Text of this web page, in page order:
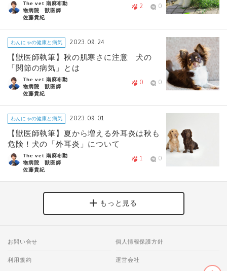
The vet 南麻布動
物病院 獣医師
佐藤貴紀
2 0
わんにゃの健康と病気 2023.09.24
【獣医師執筆】秋の肌寒さに注意 犬の
「関節の病気」とは
The vet 南麻布動
物病院 獣医師
佐藤貴紀
0 0
わんにゃの健康と病気 2023.09.01
【獣医師執筆】夏から増える外耳炎は秋も
危険！犬の「外耳炎」について
The vet 南麻布動
物病院 獣医師
佐藤貴紀
1 0
もっと見る
お問い合せ 個人情報保護方針
利用規約 運営会社